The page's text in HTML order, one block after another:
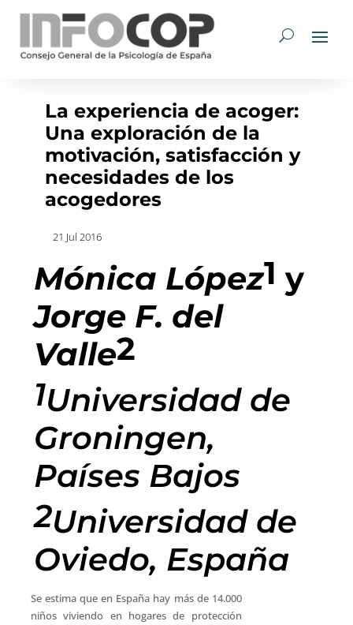
La experiencia de acoger:
Una exploración de la
motivación, satisfacción y
necesidades de los
acogedores
21 Jul 2016
Mónica López1 y
Jorge F. del
Valle2
1Universidad de
Groningen,
Países Bajos
2Universidad de
Oviedo, España
Se estima que en España hay más de 14.000
niños viviendo en hogares de protección